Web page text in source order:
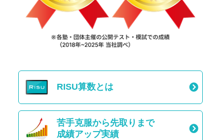
RISU算数とは
苦手克服から先取りまで
成績アップ実績